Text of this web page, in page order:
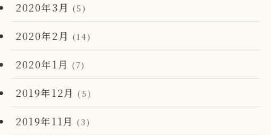
2020年3月 (5)
2020年2月 (14)
2020年1月 (7)
2019年12月 (5)
2019年11月 (3)